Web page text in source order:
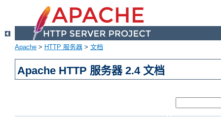
Apache > HTTP 服务器 > 文档
Apache HTTP 服务器 2.4 文档